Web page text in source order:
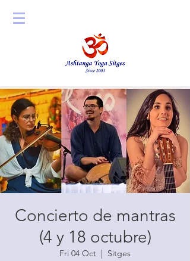
Concierto de mantras
(4 y 18 octubre)
Fri 04 Oct
  |
Sitges